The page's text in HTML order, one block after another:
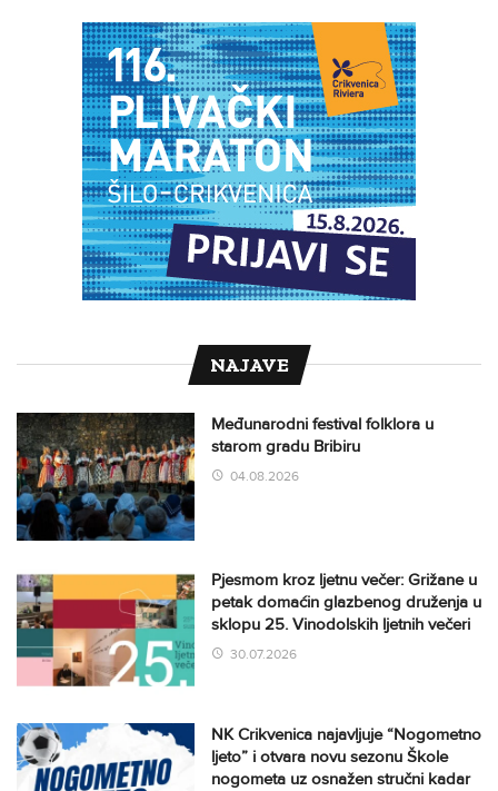
NAJAVE
Međunarodni festival folklora u
starom gradu Bribiru
04.08.2026
Pjesmom kroz ljetnu večer: Grižane u
petak domaćin glazbenog druženja u
sklopu 25. Vinodolskih ljetnih večeri
30.07.2026
NK Crikvenica najavljuje “Nogometno
ljeto” i otvara novu sezonu Škole
nogometa uz osnažen stručni kadar